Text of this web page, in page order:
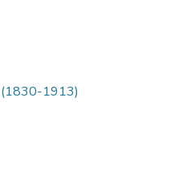
(1830-1913)